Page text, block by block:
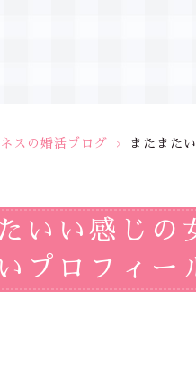
スの婚活ブログ > またまた
いい感じの
プロフィ